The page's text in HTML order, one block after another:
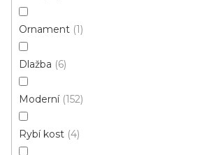
Ornament 1
Dlažba 6
Moderní 152
Rybí kost 4